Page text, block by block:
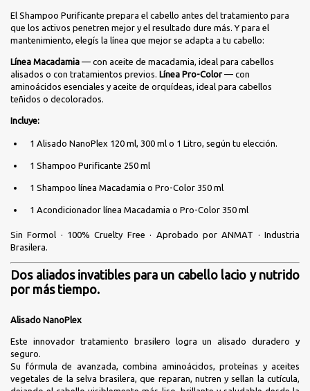
El Shampoo Purificante prepara el cabello antes del tratamiento para
que los activos penetren mejor y el resultado dure más. Y para el
mantenimiento, elegís la línea que mejor se adapta a tu cabello:
Línea Macadamia — con aceite de macadamia, ideal para cabellos
alisados o con tratamientos previos. Línea Pro-Color— con
aminoácidos esenciales y aceite de orquídeas, ideal para cabellos
teñidos o decolorados.
Incluye:
1 Alisado NanoPlex 120 ml, 300 ml o 1 Litro, según tu elección.
1 Shampoo Purificante 250 ml
1 Shampoo línea Macadamia o Pro-Color 350 ml
1 Acondicionador línea Macadamia o Pro-Color 350 ml
Sin Formol · 100% Cruelty Free · Aprobado por ANMAT · Industria
Brasilera.
Dos aliados invatibles para un cabello lacio y nutrido
por más tiempo.
Alisado NanoPlex
Este innovador tratamiento brasilero logra un alisado duradero y
seguro.
Su fórmula de avanzada, combina aminoácidos, proteínas y aceites
vegetales de la selva brasilera, que reparan, nutren y sellan la cutícula,